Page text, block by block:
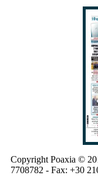
Copyright Poaxia ©
7708782 - Fax: +30